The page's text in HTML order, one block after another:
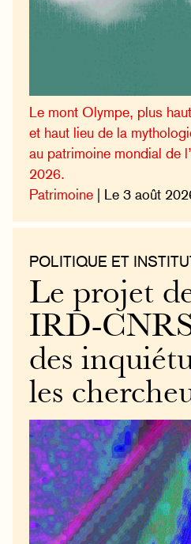
Le mont Olympe, plus
et haut lieu de la
au patrimoine mondial de
2026.
Patrimoine | Le 3 août
POLITIQUE ET
Le projet
IRD-
des
les